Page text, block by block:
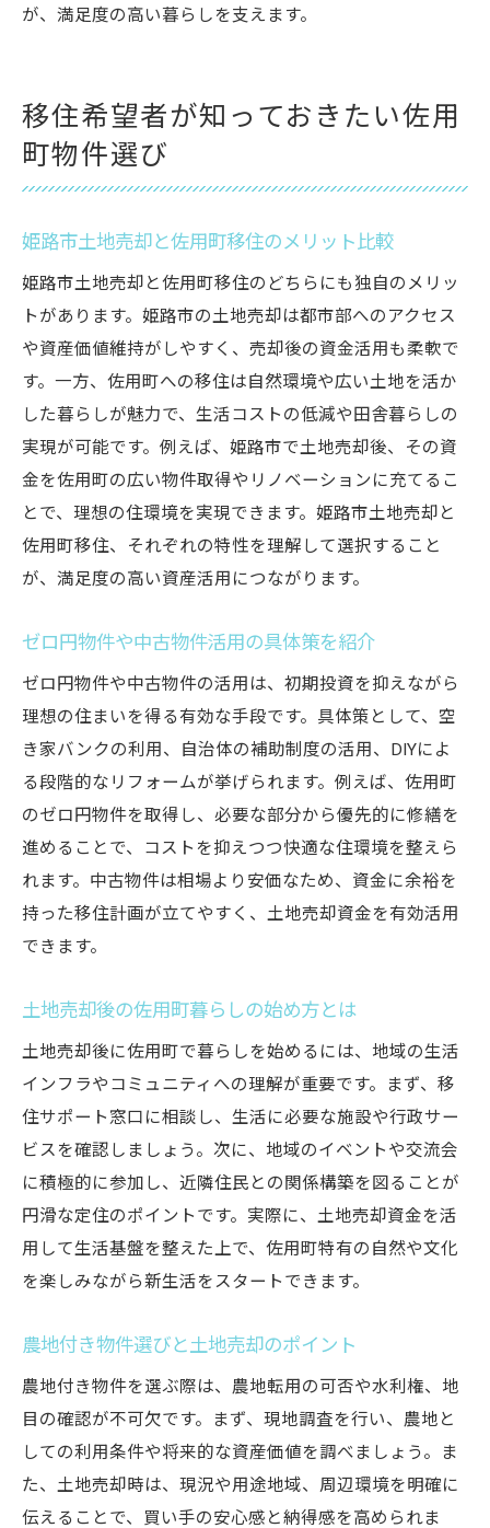
が、満足度の高い暮らしを支えます。
移住希望者が知っておきたい佐用
町物件選び
姫路市土地売却と佐用町移住のメリット比較
姫路市土地売却と佐用町移住のどちらにも独自のメリッ
トがあります。姫路市の土地売却は都市部へのアクセス
や資産価値維持がしやすく、売却後の資金活用も柔軟で
す。一方、佐用町への移住は自然環境や広い土地を活か
した暮らしが魅力で、生活コストの低減や田舎暮らしの
実現が可能です。例えば、姫路市で土地売却後、その資
金を佐用町の広い物件取得やリノベーションに充てるこ
とで、理想の住環境を実現できます。姫路市土地売却と
佐用町移住、それぞれの特性を理解して選択すること
が、満足度の高い資産活用につながります。
ゼロ円物件や中古物件活用の具体策を紹介
ゼロ円物件や中古物件の活用は、初期投資を抑えながら
理想の住まいを得る有効な手段です。具体策として、空
き家バンクの利用、自治体の補助制度の活用、DIYによ
る段階的なリフォームが挙げられます。例えば、佐用町
のゼロ円物件を取得し、必要な部分から優先的に修繕を
進めることで、コストを抑えつつ快適な住環境を整えら
れます。中古物件は相場より安価なため、資金に余裕を
持った移住計画が立てやすく、土地売却資金を有効活用
できます。
土地売却後の佐用町暮らしの始め方とは
土地売却後に佐用町で暮らしを始めるには、地域の生活
インフラやコミュニティへの理解が重要です。まず、移
住サポート窓口に相談し、生活に必要な施設や行政サー
ビスを確認しましょう。次に、地域のイベントや交流会
に積極的に参加し、近隣住民との関係構築を図ることが
円滑な定住のポイントです。実際に、土地売却資金を活
用して生活基盤を整えた上で、佐用町特有の自然や文化
を楽しみながら新生活をスタートできます。
農地付き物件選びと土地売却のポイント
農地付き物件を選ぶ際は、農地転用の可否や水利権、地
目の確認が不可欠です。まず、現地調査を行い、農地と
しての利用条件や将来的な資産価値を調べましょう。ま
た、土地売却時は、現況や用途地域、周辺環境を明確に
伝えることで、買い手の安心感と納得感を高められま